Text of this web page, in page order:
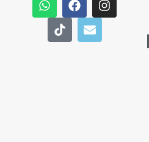
EXCURSII GRECIA
EXCURSII ROMANIA
EXCURSII SCOLARE
VACANTA ALBANIA
Vacante ALL INCLUSIVE
DESPRE NOI
CERE OFERTA